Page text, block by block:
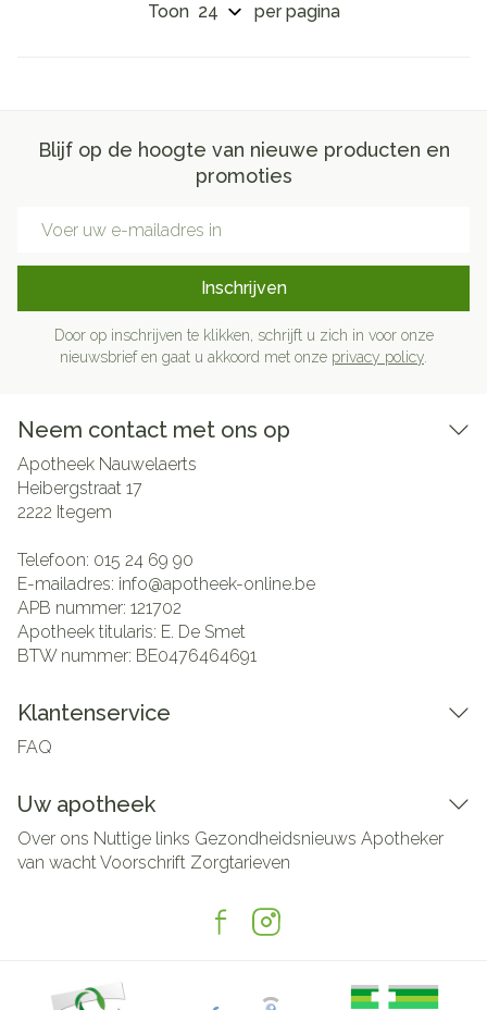
Toon per pagina
Blijf op de hoogte van nieuwe producten en
promoties
Inschrijven
Door op inschrijven te klikken, schrijft u zich in voor onze
nieuwsbrief en gaat u akkoord met onze privacy policy
Neem contact met ons op
Apotheek Nauwelaerts
Heibergstraat 17
2222 Itegem
Telefoon: 015 24 69 90
E-mailadres: info@apotheek-online.be
APB nummer: 121702
Apotheek titularis: E. De Smet
BTW nummer: BE0476464691
Klantenservice
FAQ
Uw apotheek
Over ons Nuttige links Gezondheidsnieuws Apotheker
van wachtVoorschrift Zorgtarieven